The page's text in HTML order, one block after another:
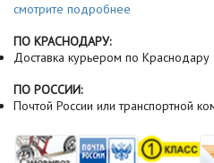
смотрите подробнее
ПО КРАСНОДАРУ:
Доставка курьером по Краснодару
ПО РОССИИ:
Почтой России или транспортной